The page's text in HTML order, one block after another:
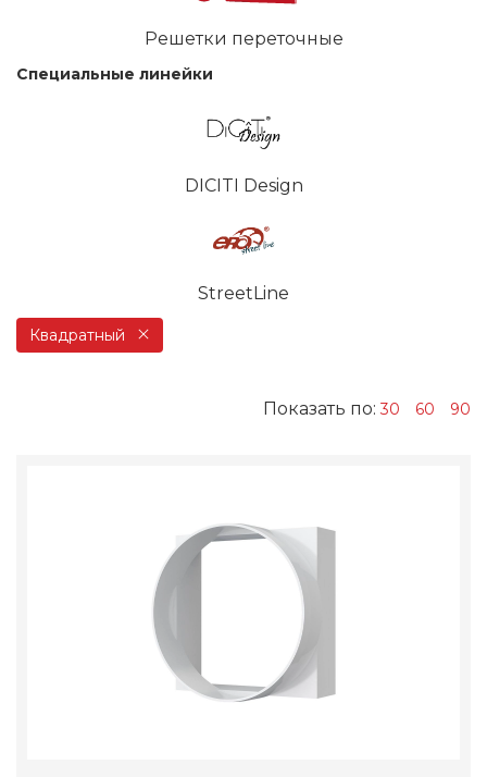
Решетки переточные
Специальные линейки
DICITI Design
StreetLine
Квадратный
Показать по:30 60 90